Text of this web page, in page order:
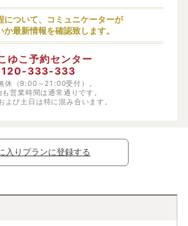
5500円
5500円
3300円
受け入れ不可
2200円
ません。
について、コミュニケーターが
最新情報を確認致します。
ゆこ予約センター
333-333
休（9:00～21:00受付）。
営業時間は通常通りです。
よび土日は特に混み合います。
入りプランに登録する